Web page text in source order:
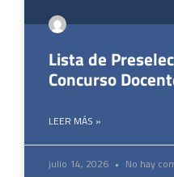
Lista de
Concurso
LEER MÁS »
julio 14, 2026 No hay